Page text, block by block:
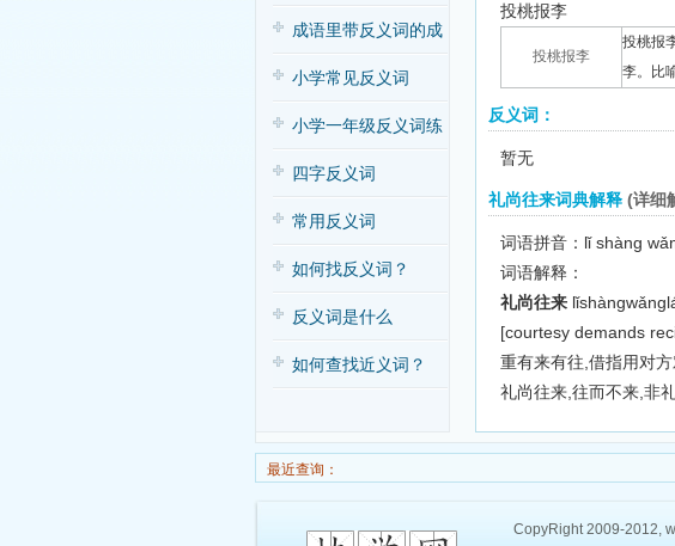
子歌
成语里带反义词的成
语
小学常见反义词
小学一年级反义词练
习
四字反义词
常用反义词
如何找反义词？
反义词是什么
如何查找近义词？
投桃报李
投桃报李
投桃报
李。比
反义词：
暂无
礼尚往来词典解释 (详细
词语拼音：lǐ shàng
词语解释：
礼尚往来
[courtesy demands
重有来有往,借指用对
礼尚往来,往而不来,非
最近查询：
CopyRight 2009-2012,